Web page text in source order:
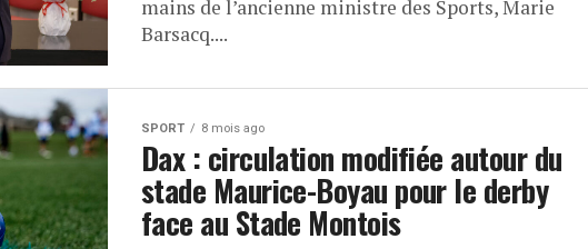
mains de l’ancienne ministre des Sports, Marie
Barsacq....
SPORT 8 mois ago
Dax : circulation modifiée autour du
stade Maurice-Boyau pour le derby
face au Stade Montois